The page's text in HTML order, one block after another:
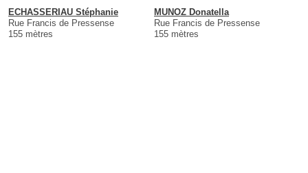
ECHASSERIAU Stéphanie
Rue Francis de Pressense
155 mètres
MUNOZ Donatella
Rue Francis de Pressense
155 mètres